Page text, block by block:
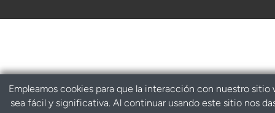
Empleamos cookies para que la interacción con nuestro sitio
sea fácil y significativa. Al continuar usando este sitio nos